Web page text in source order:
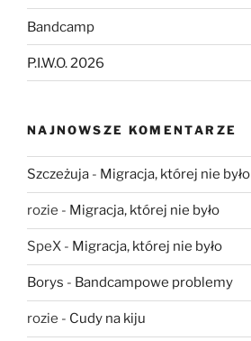
Bandcamp
P.I.W.O. 2026
NAJNOWSZE KOMENTARZE
Szczeżuja - Migracja, której nie było
rozie - Migracja, której nie było
SpeX - Migracja, której nie było
Borys - Bandcampowe problemy
rozie - Cudy na kiju